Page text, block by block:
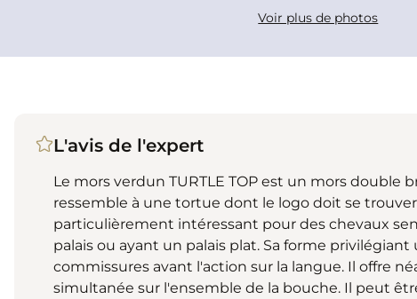
Voir plus de photos
L'avis de l'expert
Le mors verdun TURTLE TOP est un mors double
ressemble à une tortue dont le logo doit se
particulièrement intéressant pour des chevaux
palais ou ayant un palais plat. Sa forme
commissures avant l'action sur la langue. Il offre
simultanée sur l'ensemble de la bouche. Il peut